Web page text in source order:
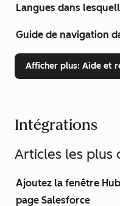
Langues dans
Guide de navigation
Afficher plus: Aide et
Intégrations
Articles les plus
Ajoutez la fenêtre
page Salesforce